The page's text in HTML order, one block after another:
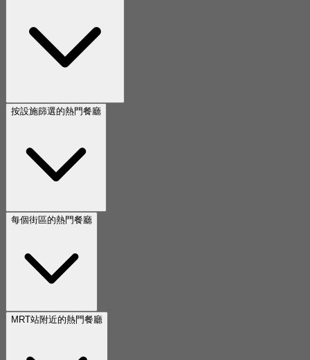
按設施篩選的熱門餐廳
每個街區的熱門餐廳
MRT站附近的熱門餐廳